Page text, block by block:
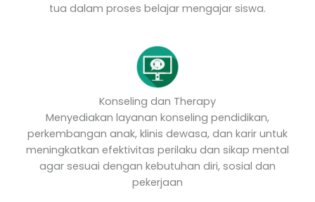
tua dalam proses belajar mengajar siswa.
Konseling dan Therapy
Menyediakan layanan konseling pendidikan,
perkembangan anak, klinis dewasa, dan karir untuk
meningkatkan efektivitas perilaku dan sikap mental
agar sesuai dengan kebutuhan diri, sosial dan
pekerjaan